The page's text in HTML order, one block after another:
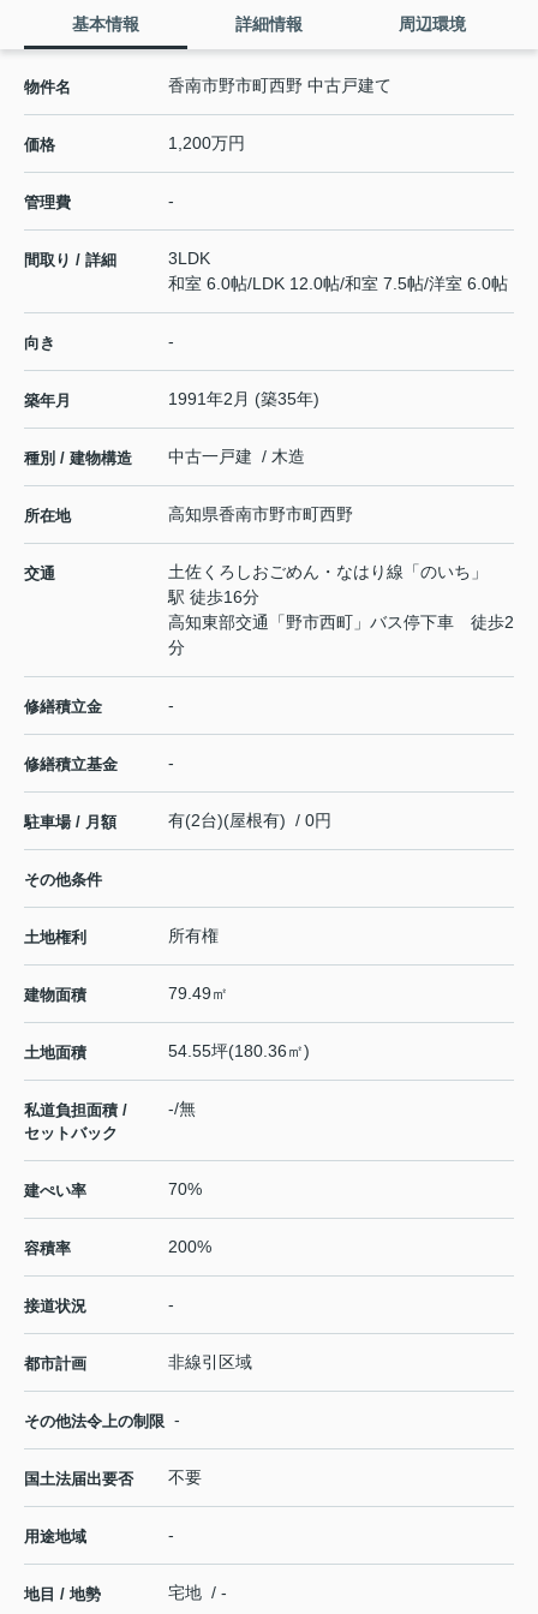
基本情報 詳細情報 周辺環境
物件名 香南市野市町西野 中古戸建て
価格 1,200万円
管理費 -
間取り / 詳細
3LDK
和室 6.0帖/LDK 12.0帖/和室 7.5帖/洋室 6.0帖
向き -
築年月 1991年2月 (築35年)
種別 / 建物構造 中古一戸建 / 木造
所在地 高知県香南市野市町西野
交通 土佐くろしおごめん・なはり線 「のいち 」
駅 徒歩16分
高知東部交通「野市西町」バス停下車 徒歩2
分
修繕積立金 -
修繕積立基金 -
駐車場 / 月額 有(2台)(屋根有) / 0円
その他条件
土地権利 所有権
建物面積 79.49㎡
土地面積 54.55坪(180.36㎡)
私道負担面積 /
セットバック
-/無
建ぺい率 70%
容積率 200%
接道状況 -
都市計画 非線引区域
その他法令上の制限 -
国土法届出要否 不要
用途地域 -
地目 / 地勢 宅地 / -